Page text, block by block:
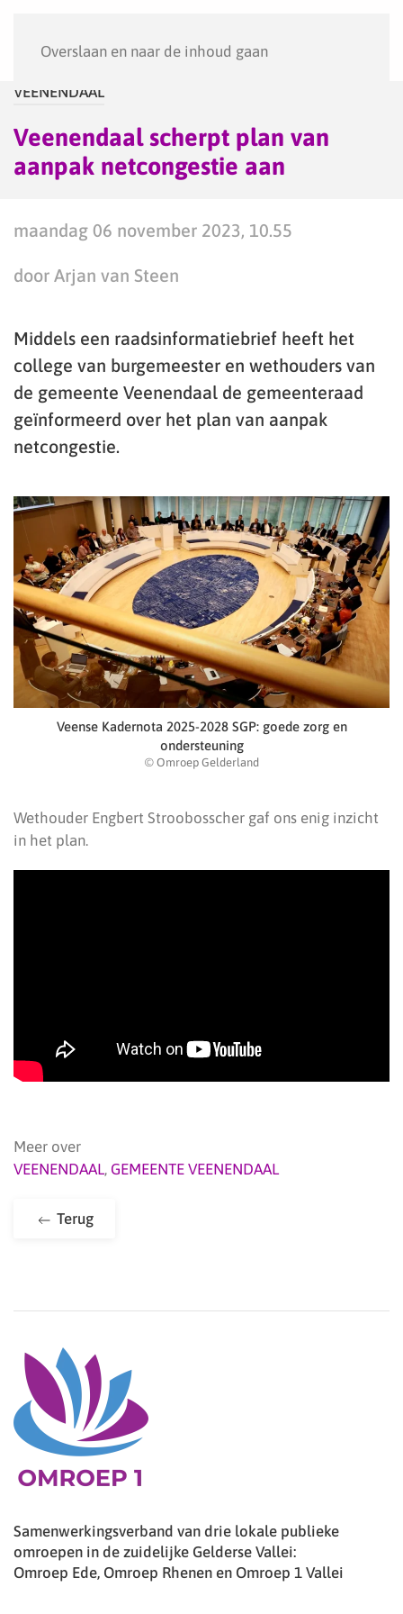
Overslaan en naar de inhoud gaan
VEENENDAAL
Veenendaal scherpt plan van
aanpak netcongestie aan
maandag 06 november 2023, 10.55
door Arjan van Steen
Middels een raadsinformatiebrief heeft het
college van burgemeester en wethouders van
de gemeente Veenendaal de gemeenteraad
geïnformeerd over het plan van aanpak
netcongestie.
Veense Kadernota 2025-2028 SGP: goede zorg en
ondersteuning
© Omroep Gelderland
Wethouder Engbert Stroobosscher gaf ons enig inzicht
in het plan.
Meer over
VEENENDAAL, GEMEENTE VEENENDAAL
Terug
Samenwerkingsverband van drie lokale publieke
omroepen in de zuidelijke Gelderse Vallei:
Omroep Ede, Omroep Rhenen en Omroep 1 Vallei